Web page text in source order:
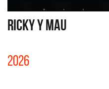
RICKY Y MAU
2026